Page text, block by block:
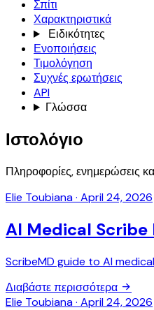
Σπίτι
Χαρακτηριστικά
Ειδικότητες
Ενοποιήσεις
Τιμολόγηση
Συχνές ερωτήσεις
API
Γλώσσα
Ιστολόγιο
Πληροφορίες, ενημερώσεις
Elie Toubiana· April 24, 2026
AI Medical Scribe
ScribeMD guide to AI
Διαβάστε περισσότερα
Elie Toubiana· April 24, 2026